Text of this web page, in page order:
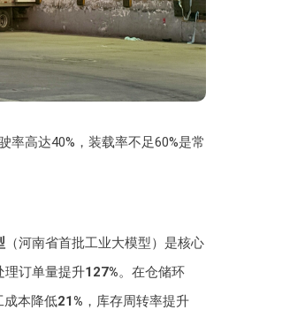
率高达40%，装载率不足60%是常
（河南省首批工业大模型）是核心
理订单量提升127%。在仓储环
成本降低21% ，库存周转率提升